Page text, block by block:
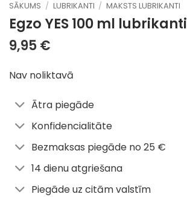
SĀKUMS / LUBRIKANTI / MAKSTS LUBRIKANTI
Egzo YES 100 ml lubrikanti
9,95 €
Nav noliktavā
Ātra piegāde
Konfidencialitāte
Bezmaksas piegāde no 25 €
14 dienu atgriešana
Piegāde uz citām valstīm